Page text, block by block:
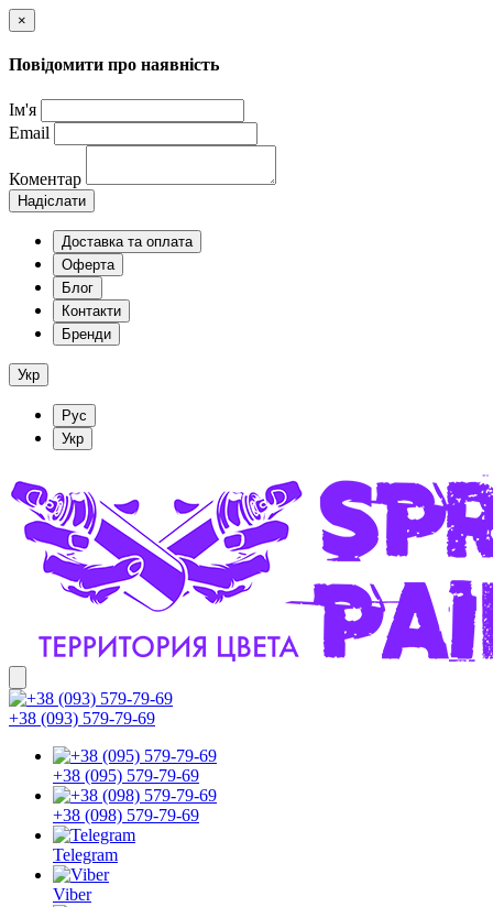
×
Повідомити про наявність
Ім'я
Email
Коментар
Надіслати
Доставка та оплата
Оферта
Блог
Контакти
Бренди
Укр
Рус
Укр
+38 (093) 579-79-69
+38 (095) 579-79-69
+38 (098) 579-79-69
Telegram
Viber